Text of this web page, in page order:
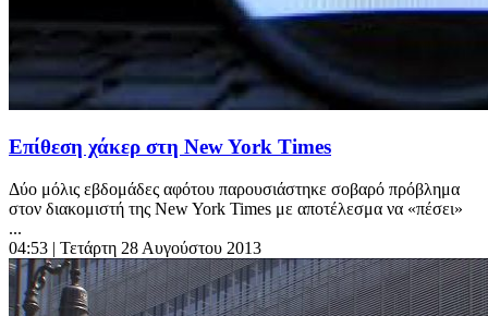
Eπίθεση χάκερ στη New York Times
Δύο μόλις εβδομάδες αφότου παρουσιάστηκε σοβαρό πρόβλημα
στον διακομιστή της New York Times με αποτέλεσμα να «πέσει»
...
04:53 | Τετάρτη 28 Αυγούστου 2013